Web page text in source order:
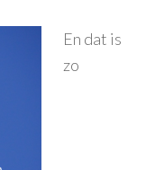
En dat is
zo